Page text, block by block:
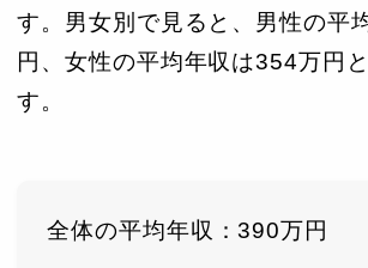
す。男女別で見ると、男性の平
円、女性の平均年収は354万円
す。
全体の平均年収：390万円